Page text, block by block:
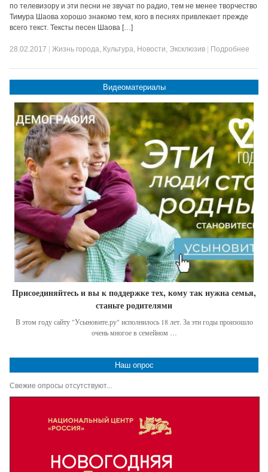
по телевизору и эти песни не звучат по радио, тем не менее творчество
Тимура Шаова хорошо знакомо тем, кого в песнях привлекает прежде
всего текст. Тексты песен Шаова […]
28.02.2017 |Жизнь города, Культура, Новости, Эксклюзив Подробнее
Видеоматериалы
Присоединяйтесь и вы к поддержке тех, кому так нужна семья,
станьте родителями
В этом году сайту "Усыновите.ру" исполнилось 18 лет. За эти годы произошло
очень многое в семейном …
Наш опрос
Свежие опросы отсутствуют...